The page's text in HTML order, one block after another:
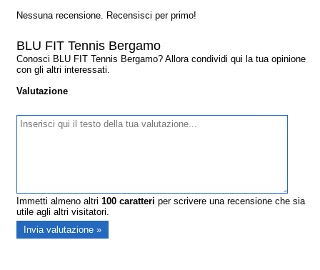
Nessuna recensione. Recensisci per primo!
BLU FIT Tennis Bergamo
Conosci BLU FIT Tennis Bergamo? Allora condividi qui la tua opinione
con gli altri interessati.
Valutazione
Immetti almeno altri100 caratteri per scrivere una recensione che sia
utile agli altri visitatori.